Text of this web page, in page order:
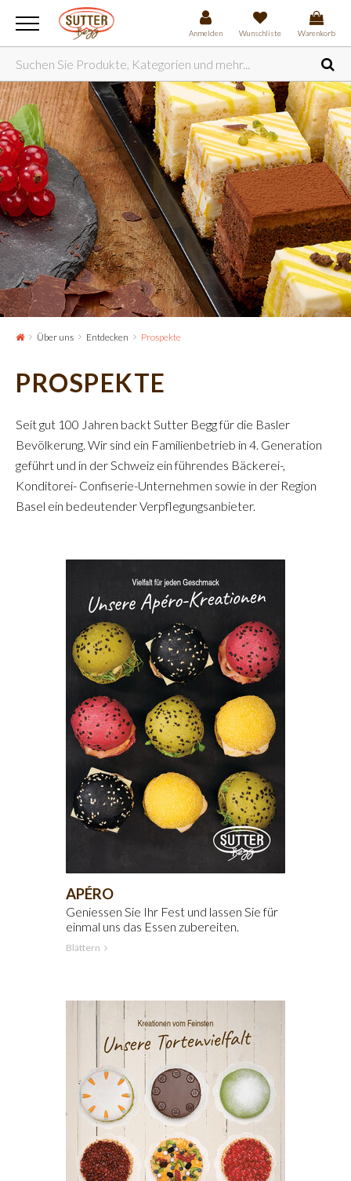
Anmelden Wunschliste Warenkorb
Über uns Entdecken Prospekte
PROSPEKTE
Seit gut 100 Jahren backt Sutter Begg für die Basler
Bevölkerung. Wir sind ein Familienbetrieb in 4. Generation
geführt und in der Schweiz ein führendes Bäckerei-,
Konditorei- Confiserie-Unternehmen sowie in der Region
Basel ein bedeutender Verpflegungsanbieter.
APÉRO
Geniessen Sie Ihr Fest und lassen Sie für
einmal uns das Essen zubereiten.
Blättern